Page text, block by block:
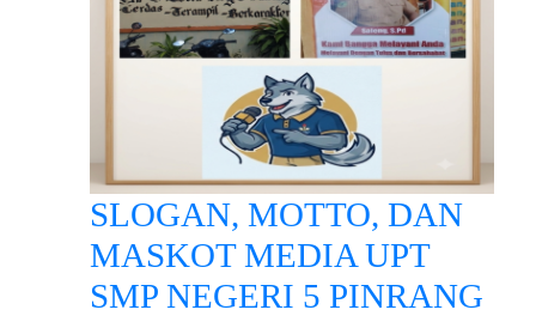
SLOGAN, MOTTO, DAN
MASKOT MEDIA UPT
SMP NEGERI 5 PINRANG